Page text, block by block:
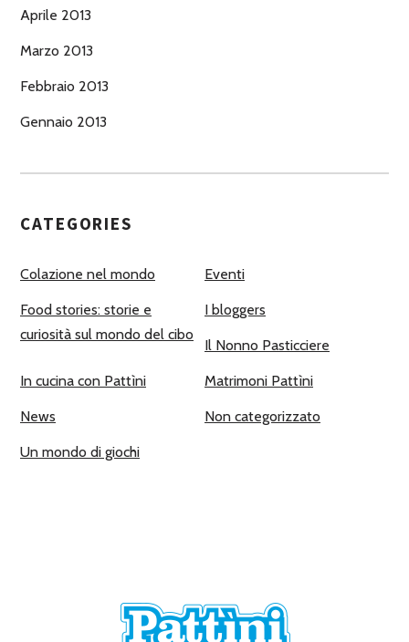
Aprile 2013
Marzo 2013
Febbraio 2013
Gennaio 2013
CATEGORIES
Colazione nel mondo Eventi
Food stories: storie e
curiosità sul mondo del cibo
I bloggers
Il Nonno Pasticciere
In cucina con Pattìni Matrimoni Pattìni
News Non categorizzato
Un mondo di giochi